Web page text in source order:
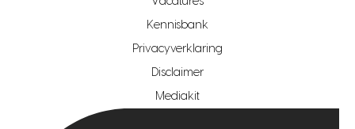
hypotheekshop regio den haag
hypotheekshop regio rotterdam
Kennisbank
Privacyverklaring
Disclaimer
Mediakit